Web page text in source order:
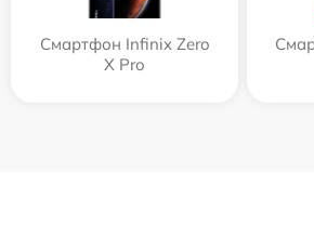
Смартфон Infinix Zero
X Pro